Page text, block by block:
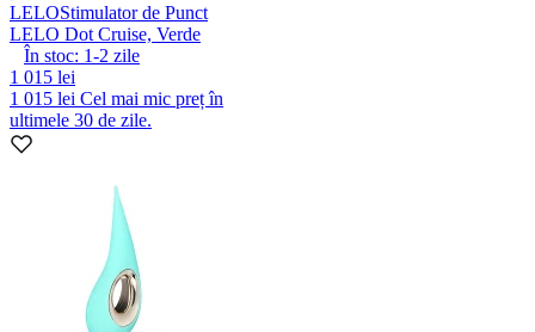
LELOStimulator de Punct
LELO Dot Cruise, Verde
În stoc: 1-2 zile
1 015 lei
1 015 lei Cel mai mic preț în
ultimele 30 de zile.